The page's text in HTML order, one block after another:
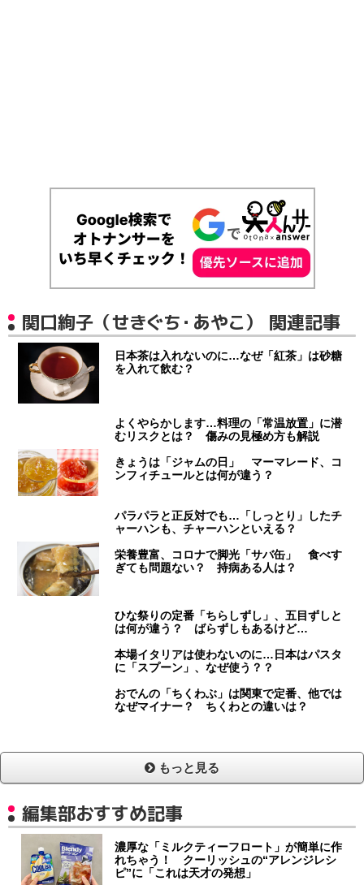
関口絢子（せきぐち・あやこ） 関連記事
日本茶は入れないのに…なぜ「紅茶」は砂糖
を入れて飲む？
よくやらかします…料理の「常温放置」に潜
むリスクとは？ 傷みの見極め方も解説
きょうは「ジャムの日」 マーマレード、コ
ンフィチュールとは何が違う？
パラパラと正反対でも…「しっとり」したチ
ャーハンも、チャーハンといえる？
栄養豊富、コロナで脚光「サバ缶」 食べす
ぎても問題ない？ 持病ある人は？
ひな祭りの定番「ちらしずし」、五目ずしと
は何が違う？ ばらずしもあるけど…
本場イタリアは使わないのに…日本はパスタ
に「スプーン」、なぜ使う？？
おでんの「ちくわぶ」は関東で定番、他では
なぜマイナー？ ちくわとの違いは？
もっと見る
編集部おすすめ記事
濃厚な「ミルクティーフロート」が簡単に作
れちゃう！ クーリッシュの“アレンジレシ
ピ”に「これは天才の発想」